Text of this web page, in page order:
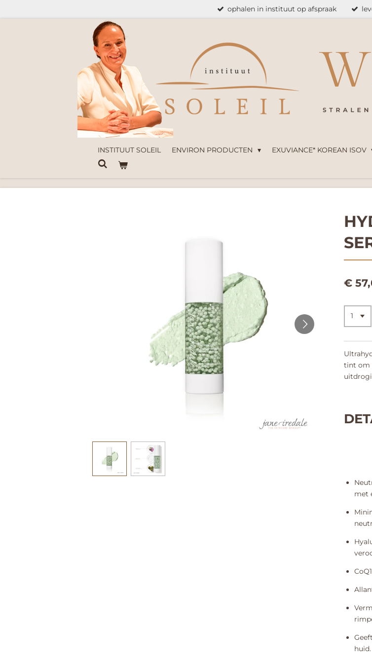
ophalen in instituut op afspraak
INSTITUUT SOLEIL ENVIRON PRODUCTEN EXUVIANCE* KOREAN ISOV
€
tint om
met
huid.